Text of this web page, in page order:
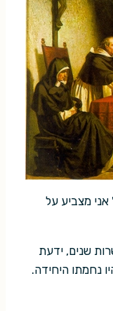
אני מצביע על
שנים, ידעת
נחמתו היחידה.